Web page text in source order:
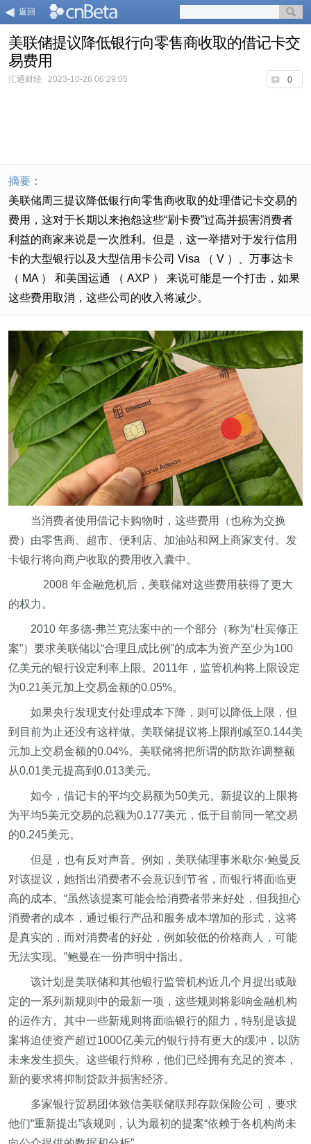
返回
美联储提议降低银行向零售商收取的借记卡交
易费用
0
汇通财经 2023-10-26 06:29:05
摘要：
美联储周三提议降低银行向零售商收取的处理借记卡交易的
费用，这对于长期以来抱怨这些“刷卡费”过高并损害消费者
利益的商家来说是一次胜利。但是，这一举措对于发行信用
卡的大型银行以及大型信用卡公司 Visa （ V ）、万事达卡
（ MA ） 和美国运通 （ AXP ） 来说可能是一个打击，如果
这些费用取消，这些公司的收入将减少。
当消费者使用借记卡购物时，这些费用（也称为交换
费）由零售商、超市、便利店、加油站和网上商家支付。发
卡银行将向商户收取的费用收入囊中。
2008 年金融危机后，美联储对这些费用获得了更大
的权力。
2010 年多德-弗兰克法案中的一个部分（称为“杜宾修正
案”）要求美联储以“合理且成比例”的成本为资产至少为100
亿美元的银行设定利率上限。2011年，监管机构将上限设定
为0.21美元加上交易金额的0.05%。
如果央行发现支付处理成本下降，则可以降低上限，但
到目前为止还没有这样做。美联储提议将上限削减至0.144美
元加上交易金额的0.04%。美联储将把所谓的防欺诈调整额
从0.01美元提高到0.013美元。
如今，借记卡的平均交易额为50美元。新提议的上限将
为平均5美元交易的总额为0.177美元，低于目前同一笔交易
的0.245美元。
但是，也有反对声音。例如，美联储理事米歇尔·鲍曼反
对该提议，她指出消费者不会意识到节省，而银行将面临更
高的成本。“虽然该提案可能会给消费者带来好处，但我担心
消费者的成本，通过银行产品和服务成本增加的形式，这将
是真实的，而对消费者的好处，例如较低的价格商人，可能
无法实现。”鲍曼在一份声明中指出。
该计划是美联储和其他银行监管机构近几个月提出或敲
定的一系列新规则中的最新一项，这些规则将影响金融机构
的运作方。其中一些新规则将面临银行的阻力，特别是该提
案将迫使资产超过1000亿美元的银行持有更大的缓冲，以防
未来发生损失。这些银行辩称，他们已经拥有充足的资本，
新的要求将抑制贷款并损害经济。
多家银行贸易团体致信美联储联邦存款保险公司，要求
他们“重新提出”该规则，认为最初的提案“依赖于各机构尚未